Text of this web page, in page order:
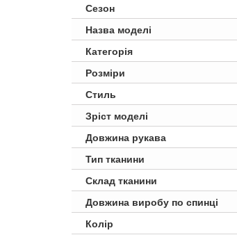
Сезон
Назва моделі
Категорія
Розміри
Стиль
Зріст моделі
Довжина рукава
Тип тканини
Склад тканини
Довжина виробу по спинці
Колір